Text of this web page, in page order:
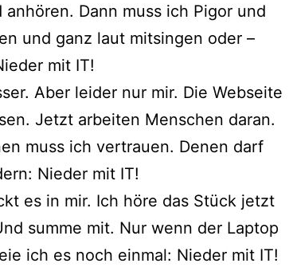
Dann muss ich Pigor und
und ganz laut mitsingen oder –
mit IT!
Aber leider nur mir. Die Webseite
Jetzt arbeiten Menschen daran.
muss ich vertrauen. Denen darf
Nieder mit IT!
es in mir. Ich höre das Stück jetzt
summe mit. Nur wenn der Laptop
ich es noch einmal: Nieder mit IT!